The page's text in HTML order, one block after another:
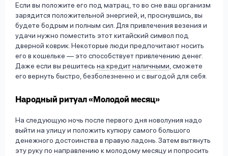
Если вы положите его под матрац, то во сне ваш организм
зарядится положительной энергией, и, проснувшись, вы
будете бодрым и полным сил. Для привлечения везения и
удачи нужно поместить этот китайский символ под
дверной коврик. Некоторые люди предпочитают носить
его в кошельке — это способствует привлечению денег.
Даже если вы решитесь на кредит наличными, сможете
его вернуть быстро, безболезненно и с выгодой для себя.
Народный ритуал «Молодой месяц»
На следующую ночь после первого дня новолуния надо
выйти на улицу и положить купюру самого большого
денежного достоинства в правую ладонь. Затем вытянуть
эту руку по направлению к молодому месяцу и попросить